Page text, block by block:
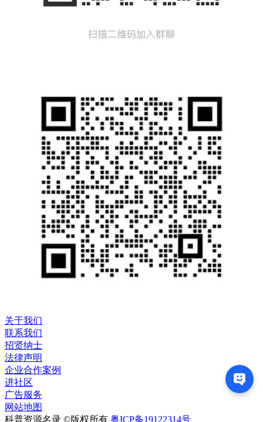
关于我们
联系我们
招贤纳士
法律声明
企业合作案例
进社区
广告服务
网站地图
科普资源名录 ©版权所有 粤ICP备19122314号